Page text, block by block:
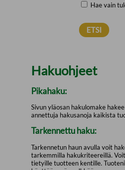
Hae vain
Hakuohjeet
Pikahaku:
Sivun yläosan hakulomake
annettuja hakusanoja kaikista
Tarkennettu haku:
Tarkennetun haun avulla voit
tarkemmilla hakukriteereillä.
tietyille tuotteen kentille.